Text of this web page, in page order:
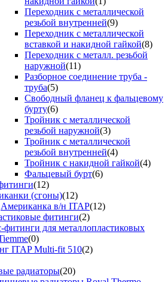
Переходник с металлической
резьбой внутренней(9)
Переходник с металлической
вставкой и накидной гайкой(8)
Переходник с металл. резьбой
наружной(11)
Разборное соединение труба -
труба(5)
Свободный фланец к фальцевому
бурту(6)
Тройник с металлической
резьбой наружной(3)
Тройник с металлической
резьбой внутренней(4)
Тройник с накидной гайкой(4)
Фальцевый бурт(6)
(12)
(сгоны)(12)
Американка в/н ITAP(12)
фитинги(2)
фитинги для металлопластиковых
(0)
ITAP Multi-fit 510(2)
радиаторы(20)